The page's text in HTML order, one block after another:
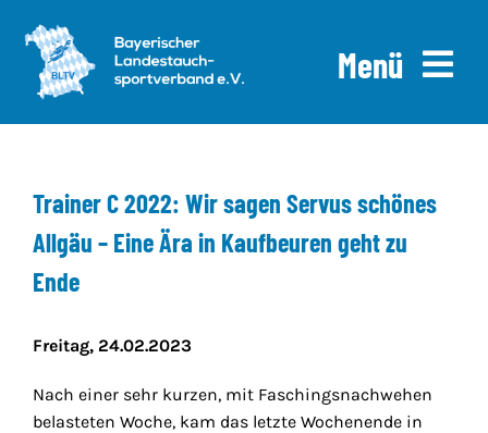
content
Menü
News
Ausschreibungen
Trainer C 2022: Wir sagen Servus schönes
Allgäu – Eine Ära in Kaufbeuren geht zu
Ende
Freitag, 24.02.2023
Nach einer sehr kurzen, mit Faschingsnachwehen
belasteten Woche, kam das letzte Wochenende in